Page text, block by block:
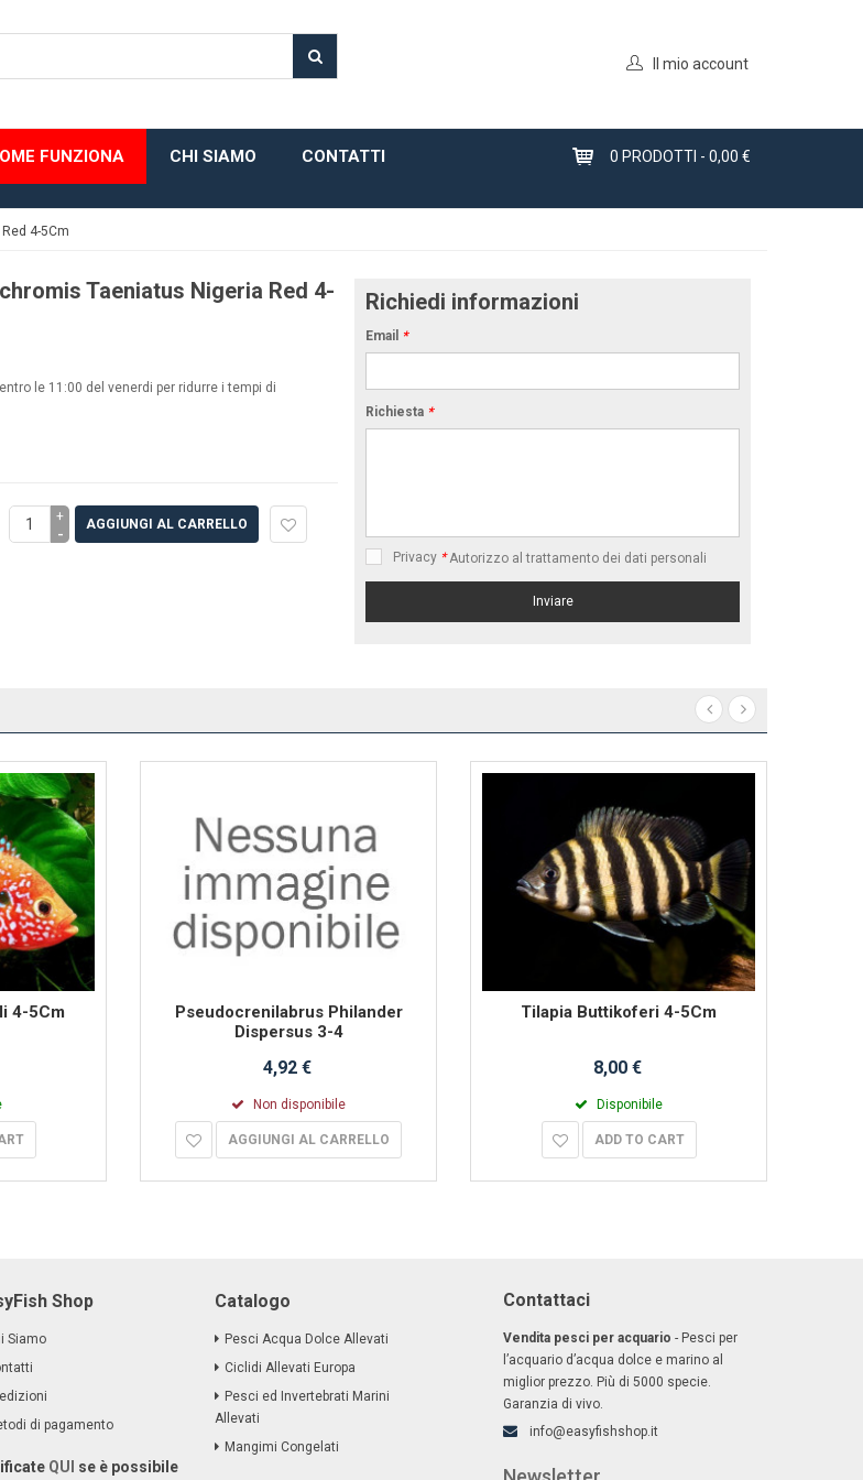
Il mio account
FUNZIONA CHI SIAMO CONTATTI 0 PRODOTTI - 0,00 €
4-5Cm
Taeniatus Nigeria Red 4-
le 11:00 del venerdi per ridurre i tempi di
+
- AGGIUNGI AL CARRELLO
Richiedi informazioni
Email *
Richiesta *
Privacy * Autorizzo al trattamento dei dati personali
4-5Cm
Pseudocrenilabrus Philander
Dispersus 3-4
4,92 €
Non disponibile
AGGIUNGI AL CARRELLO
Tilapia Buttikoferi 4-5Cm
8,00 €
Disponibile
ADD TO CART
Shop
Siamo
di pagamento
QUI se è possibile
Catalogo
Pesci Acqua Dolce Allevati
Ciclidi Allevati Europa
Pesci ed Invertebrati Marini
Allevati
Mangimi Congelati
Contattaci
Vendita pesci per acquario - Pesci per
l’acquario d’acqua dolce e marino al
miglior prezzo. Più di 5000 specie.
Garanzia di vivo.
info@easyfishshop.it